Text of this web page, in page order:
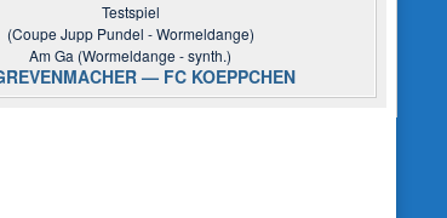
Testspiel
(Coupe Jupp Pundel - Wormeldange)
Am Ga (Wormeldange - synth.)
— FC KOEPPCHEN